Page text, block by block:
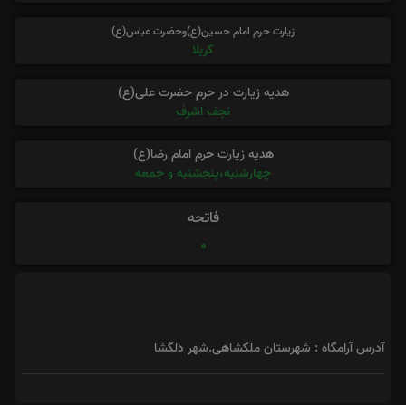
زیارت حرم امام حسین(ع)وحضرت عباس(ع)
کربلا
هدیه زیارت در حرم حضرت علی(ع)
نجف اشرف
هدیه زیارت حرم امام رضا(ع)
چهارشنبه،پنجشنبه و جمعه
فاتحه
0
آدرس آرامگاه : شهرستان ملکشاهی.شهر دلگشا